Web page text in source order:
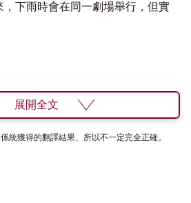
下雨時會在同一劇場舉行，但實
展開全文
統獲得的翻譯結果、所以不一定完全正確。